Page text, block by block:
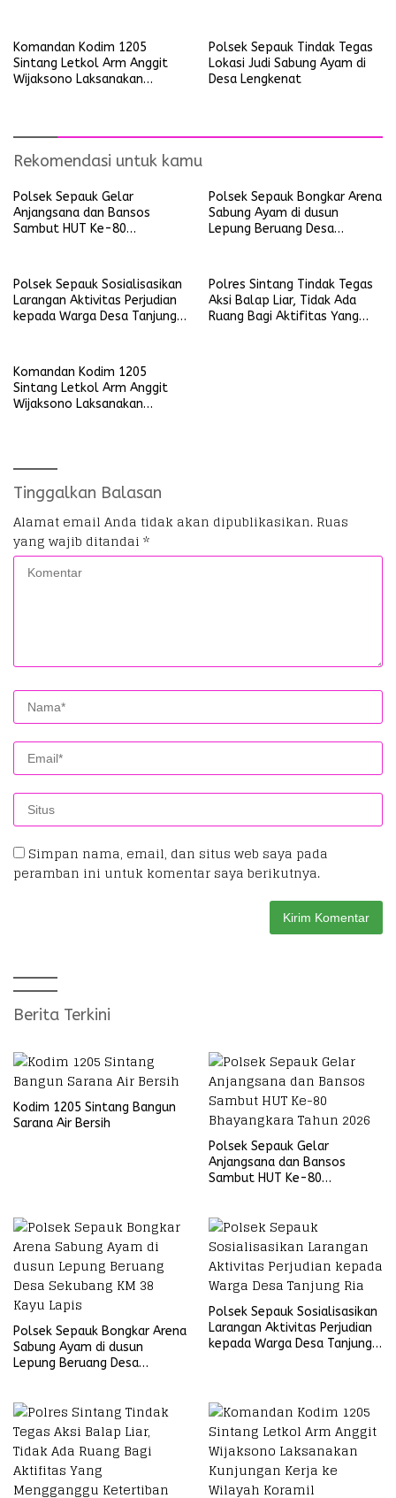
Komandan Kodim 1205
Sintang Letkol Arm Anggit
Wijaksono Laksanakan
Polsek Sepauk Tindak Tegas
Lokasi Judi Sabung Ayam di
Desa Lengkenat
Rekomendasi untuk kamu
Polsek Sepauk Gelar
Anjangsana dan Bansos
Sambut HUT Ke-80
Polsek Sepauk Bongkar Arena
Sabung Ayam di dusun
Lepung Beruang Desa
Polsek Sepauk Sosialisasikan
Larangan Aktivitas Perjudian
kepada Warga Desa Tanjung
Polres Sintang Tindak Tegas
Aksi Balap Liar, Tidak Ada
Ruang Bagi Aktifitas Yang
Komandan Kodim 1205
Sintang Letkol Arm Anggit
Wijaksono Laksanakan
Tinggalkan Balasan
Alamat email Anda tidak akan dipublikasikan. Ruas
yang wajib ditandai *
Simpan nama, email, dan situs web saya pada
peramban ini untuk komentar saya berikutnya.
Berita Terkini
Kodim 1205 Sintang Bangun
Sarana Air Bersih
Polsek Sepauk Gelar
Anjangsana dan Bansos
Sambut HUT Ke-80
Polsek Sepauk Bongkar Arena
Sabung Ayam di dusun
Lepung Beruang Desa
Polsek Sepauk Sosialisasikan
Larangan Aktivitas Perjudian
kepada Warga Desa Tanjung